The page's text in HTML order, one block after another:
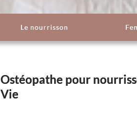
Le nourrisson
Ostéopathe pour
Vie